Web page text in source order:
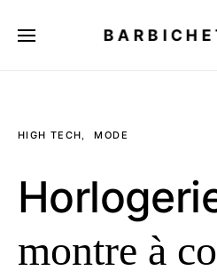
HIGH TECH MODE
montre à